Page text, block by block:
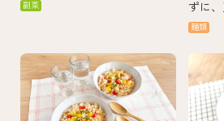
けにしています。 スパゲッテ
る手間も省け、幼児でも食べ
やすくしています。
副菜
ずに
の味
スタで
麺類